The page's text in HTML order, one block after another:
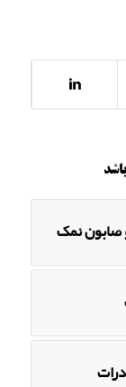
صابون نمک